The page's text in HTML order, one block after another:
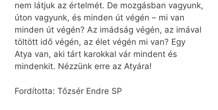
nem látjuk az értelmét. De mozgásban vagyunk,
úton vagyunk, és minden út végén – mi van
minden út végén? Az imádság végén, az imával
töltött idő végén, az élet végén mi van? Egy
Atya van, aki tárt karokkal vár mindent és
mindenkit. Nézzünk erre az Atyára!
Fordította: Tőzsér Endre SP